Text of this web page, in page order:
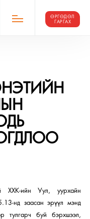
ӨРГӨДӨЛ
ГАРГАХ
ийн Уул, уурхайн
нд заасан эрүүл мэнд
тулгарч буй бэрхшээл,